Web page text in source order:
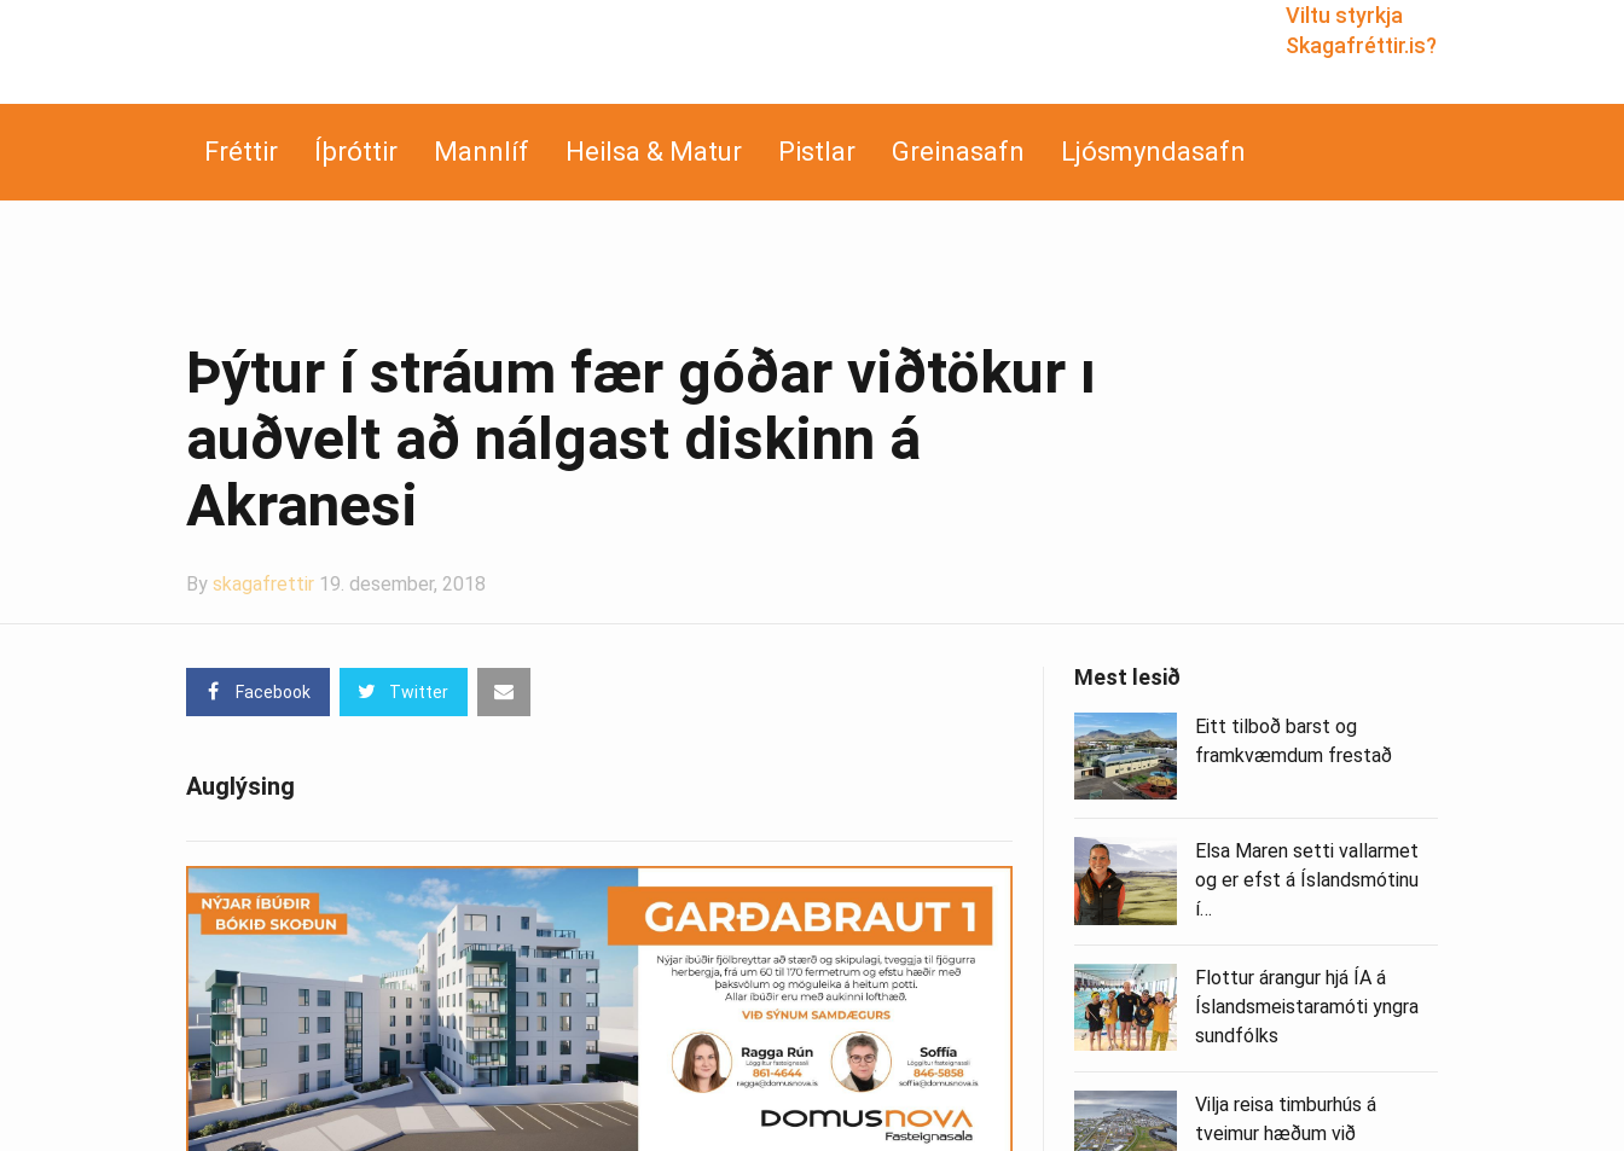
Viltu styrkja
Skagafréttir.is?
Fréttir Íþróttir Mannlíf Heilsa & Matur Pistlar Greinasafn Ljósmyndasafn
Þýtur í stráum fær góðar viðtökur ı
auðvelt að nálgast diskinn á
Akranesi
By skagafrettir 19. desember, 2018
Facebook Twitter
Auglýsing
Mest lesið
Eitt tilboð barst og
framkvæmdum frestað
Elsa Maren setti vallarmet
og er efst á Íslandsmótinu
í…
Flottur árangur hjá ÍA á
Íslandsmeistaramóti yngra
sundfólks
Vilja reisa timburhús á
tveimur hæðum við